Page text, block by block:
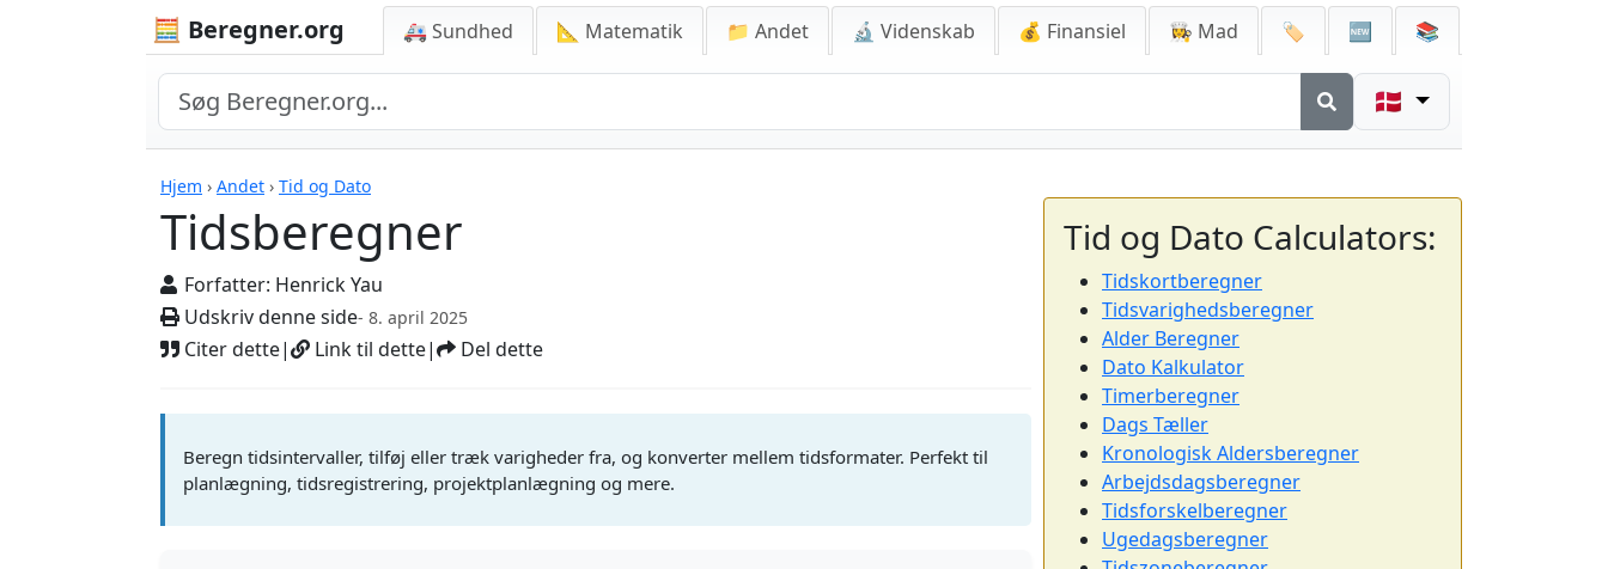
🧮 Beregner.org 🚑 Sundhed 📐 Matematik 📁 Andet 🔬 Videnskab 💰 Finansiel 👩‍🍳 Mad 🏷️ 🆕 📚
🇩🇰
Hjem › Andet › Tid og Dato
Tidsberegner
Forfatter: Henrick Yau
Udskriv denne side- 8. april 2025
Citer dette| Link til dette| Del dette
Tidsberegner
Beregn tidsintervaller, tilføj eller træk varigheder fra, og konverter mellem tidsformater. Perfekt til
planlægning, tidsregistrering, projektplanlægning og mere.
Tid og Dato Calculators:
Tidskortberegner
Tidsvarighedsberegner
Alder Beregner
Dato Kalkulator
Timerberegner
Dags Tæller
Kronologisk Aldersberegner
Arbejdsdagsberegner
Tidsforskelberegner
Ugedagsberegner